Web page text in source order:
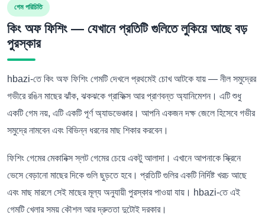
গেম পরিচিতি
কিং অফ ফিশিং — যেখানে প্রতিটি গুলিতে লুকিয়ে আছে বড়
পুরস্কার
hbazi-তে কিং অফ ফিশিং গেমটি দেখলে প্রথমেই চোখ আটকে যায় — নীল সমুদ্রের
গভীরে রঙিন মাছের ঝাঁক, ঝকঝকে গ্রাফিক্স আর প্রাণবন্ত অ্যানিমেশন। এটি শুধু
একটি গেম নয়, এটি একটি পূর্ণ অ্যাডভেঞ্চার। আপনি একজন দক্ষ জেলে হিসেবে গভীর
সমুদ্রে নামবেন এবং বিভিন্ন ধরনের মাছ শিকার করবেন।
ফিশিং গেমের মেকানিক্স স্লট গেমের চেয়ে একটু আলাদা। এখানে আপনাকে স্ক্রিনে
ভেসে বেড়ানো মাছের দিকে গুলি ছুড়তে হবে। প্রতিটি গুলির একটি নির্দিষ্ট খরচ আছে
এবং মাছ মারলে সেই মাছের মূল্য অনুযায়ী পুরস্কার পাওয়া যায়। hbazi-তে এই
গেমটি খেলার সময় কৌশল আর দ্রুততা দুটোই দরকার।